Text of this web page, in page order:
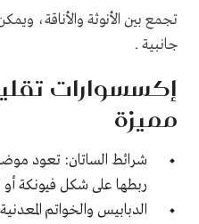
تجمع بين الأنوثة والأناقة،
جانبية .
إكسسوارات
مميزة
شرائط الساتان: تعود
ربطها على شكل فيونكة
الدبابيس والخواتم